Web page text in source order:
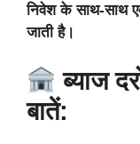
निवेश के साथ-साथ
जाती है।
ब्याज
बातें: